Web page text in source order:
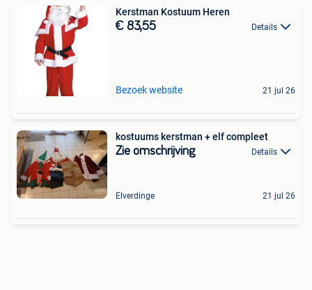
Kerstman Kostuum Heren
€ 83,55 Details
Bezoek website 21 jul 26
kostuums kerstman + elf compleet
Zie omschrijving Details
Elverdinge 21 jul 26